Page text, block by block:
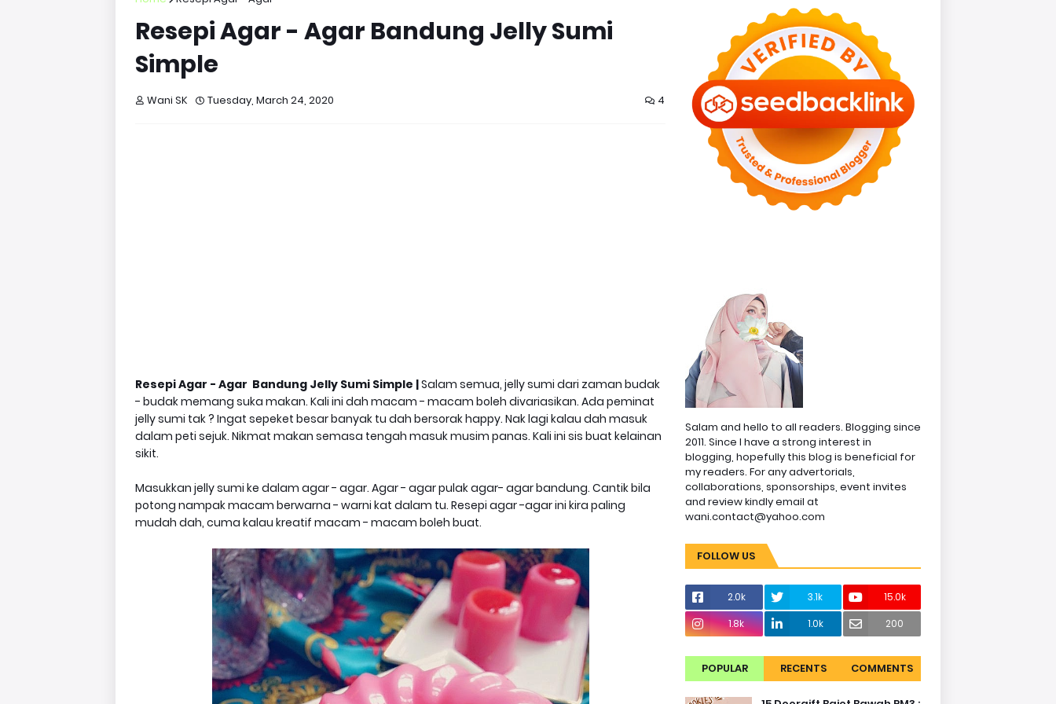
Resepi Agar - Agar Bandung Jelly Sumi
Simple
Wani SK Tuesday, March 24, 2020 4
Resepi Agar - Agar Bandung Jelly Sumi Simple |Salam semua, jelly sumi dari zaman budak
- budak memang suka makan. Kali ini dah macam - macam boleh divariasikan. Ada peminat
jelly sumi tak ? Ingat sepeket besar banyak tu dah bersorak happy. Nak lagi kalau dah masuk
dalam peti sejuk. Nikmat makan semasa tengah masuk musim panas. Kali ini sis buat kelainan
sikit.
Masukkan jelly sumi ke dalam agar - agar. Agar - agar pulak agar- agar bandung. Cantik bila
potong nampak macam berwarna - warni kat dalam tu. Resepi agar -agar ini kira paling
mudah dah, cuma kalau kreatif macam - macam boleh buat.
Salam and hello to all readers. Blogging since
2011. Since I have a strong interest in
blogging, hopefully this blog is beneficial for
my readers. For any advertorials,
collaborations, sponsorships, event invites
and review kindly email at
wani.contact@yahoo.com
FOLLOW US
2.0k 3.1k
15.0k
1.8k
1.0k 200
POPULAR RECENTS COMMENTS